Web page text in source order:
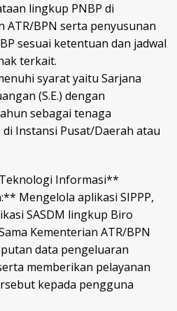
lingkup PNBP di
ATR/BPN serta penyusunan
sesuai ketentuan dan jadwal
terkait.
syarat yaitu Sarjana
(S.E.) dengan
sebagai tenaga
Instansi Pusat/Daerah atau
Informasi**
Mengelola aplikasi SIPPP,
SASDM lingkup Biro
Kementerian ATR/BPN
data pengeluaran
memberikan pelayanan
kepada pengguna